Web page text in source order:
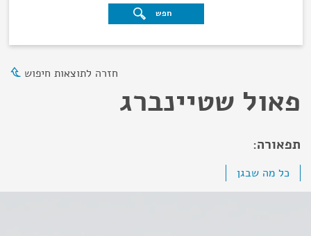
חפש
חזרה לתוצאות חיפוש
פאול שטיינברג
תפאורה:
כל מה שבגן